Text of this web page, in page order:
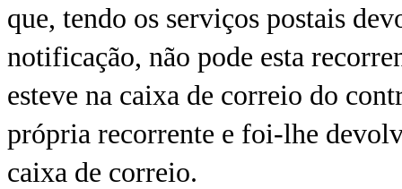
que, tendo os serviços postais
notificação, não pode esta
esteve na caixa de correio do
própria recorrente e foi-lhe
caixa de correio.